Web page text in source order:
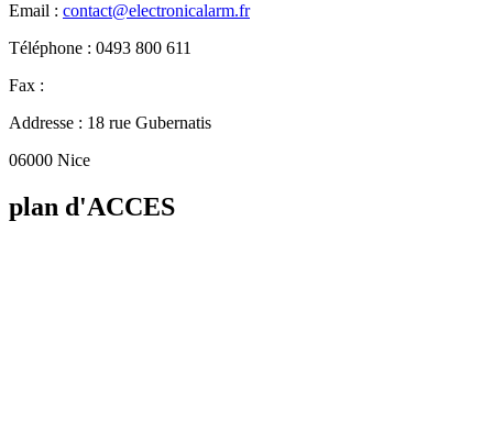
Email : contact@electronicalarm.fr
Téléphone : 0493 800 611
Fax :
Addresse : 18 rue Gubernatis
06000 Nice
plan d'ACCES